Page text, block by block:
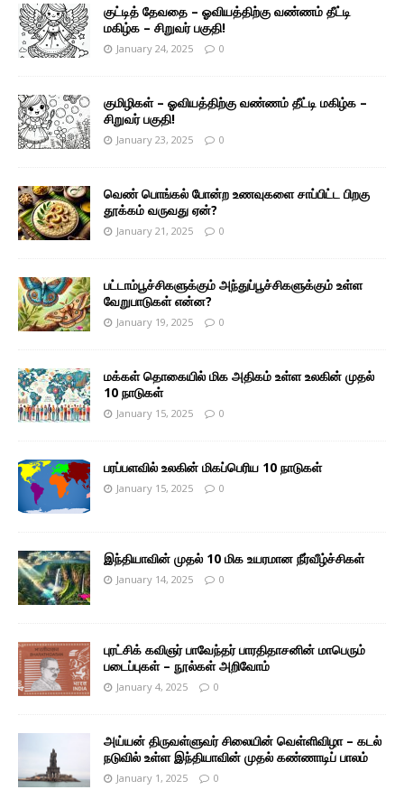
குட்டித் தேவதை – ஓவியத்திற்கு வண்ணம் தீட்டி
மகிழ்க – சிறுவர் பகுதி!
January 24, 2025 0
குமிழிகள் – ஓவியத்திற்கு வண்ணம் தீட்டி மகிழ்க –
சிறுவர் பகுதி!
January 23, 2025 0
வெண் பொங்கல் போன்ற உணவுகளை சாப்பிட்ட பிறகு
தூக்கம் வருவது ஏன்?
January 21, 2025 0
பட்டாம்பூச்சிகளுக்கும் அந்துப்பூச்சிகளுக்கும் உள்ள
வேறுபாடுகள் என்ன?
January 19, 2025 0
மக்கள் தொகையில் மிக அதிகம் உள்ள உலகின் முதல்
10 நாடுகள்
January 15, 2025 0
பரப்பளவில் உலகின் மிகப்பெரிய 10 நாடுகள்
January 15, 2025 0
இந்தியாவின் முதல் 10 மிக உயரமான நீர்வீழ்ச்சிகள்
January 14, 2025 0
புரட்சிக் கவிஞர் பாவேந்தர் பாரதிதாசனின் மாபெரும்
படைப்புகள் – நூல்கள் அறிவோம்
January 4, 2025 0
அய்யன் திருவள்ளுவர் சிலையின் வெள்ளிவிழா – கடல்
நடுவில் உள்ள இந்தியாவின் முதல் கண்ணாடிப் பாலம்
January 1, 2025 0